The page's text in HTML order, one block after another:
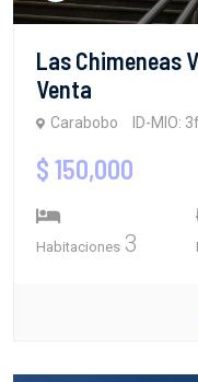
Las Chimeneas
Venta
Carabobo ID-MIO:
$ 150,000
Habitaciones 3